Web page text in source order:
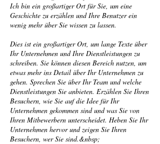
Ich bin ein großartiger Ort für Sie, um eine
Geschichte zu erzählen und Ihre Benutzer ein
wenig mehr über Sie wissen zu lassen.
Dies ist ein großartiger Ort, um lange Texte über
Ihr Unternehmen und Ihre Dienstleistungen zu
schreiben. Sie können diesen Bereich nutzen, um
etwas mehr ins Detail über Ihr Unternehmen zu
gehen. Sprechen Sie über Ihr Team und welche
Dienstleistungen Sie anbieten. Erzählen Sie Ihren
Besuchern, wie Sie auf die Idee für Ihr
Unternehmen gekommen sind und was Sie von
Ihren Mitbewerbern unterscheidet. Heben Sie Ihr
Unternehmen hervor und zeigen Sie Ihren
Besuchern, wer Sie sind.&nbsp;